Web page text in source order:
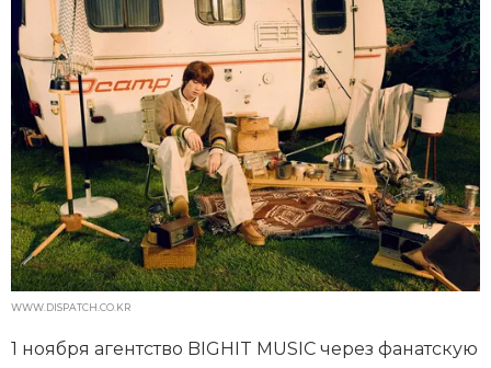
WWW.DISPATCH.CO.KR
1 ноября агентство BIGHIT MUSIC через фанатскую